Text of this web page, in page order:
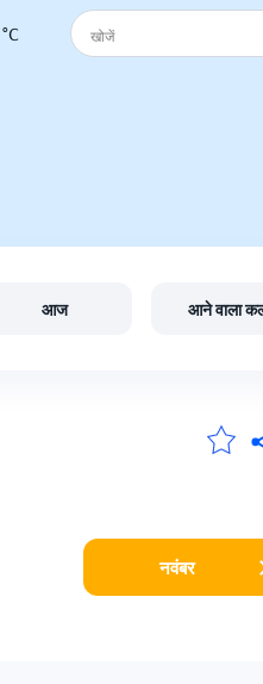
°C
आज आने वाला
नवंबर